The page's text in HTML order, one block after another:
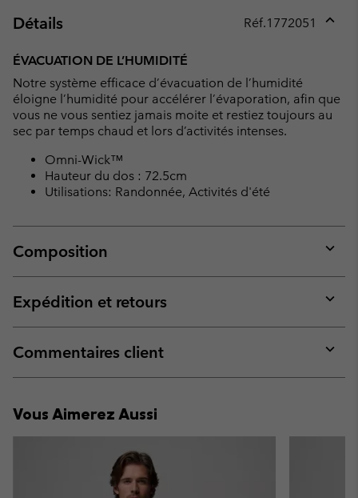
Détails Réf.1772051
ÉVACUATION DE L’HUMIDITÉ
Notre système efficace d’évacuation de l’humidité
éloigne l’humidité pour accélérer l’évaporation, afin que
vous ne vous sentiez jamais moite et restiez toujours au
sec par temps chaud et lors d’activités intenses.
Omni-Wick™
Hauteur du dos : 72.5cm
Utilisations: Randonnée, Activités d'été
Composition
or
Expédition et retours
or
Commentaires client
or
Vous Aimerez Aussi